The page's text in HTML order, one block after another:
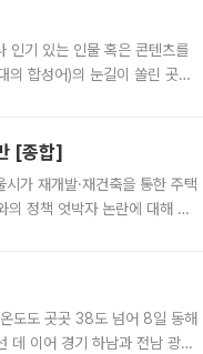
인기 있는 인물 혹은 콘텐츠를
합성어)의 눈길이 쏠린 곳은
[종합]
가 재개발·재건축을 통한 주택
의 정책 엇박자 논란에 대해 정
도도 곳곳 38도 넘어 8일 동해
데 이어 경기 하남과 전남 광양